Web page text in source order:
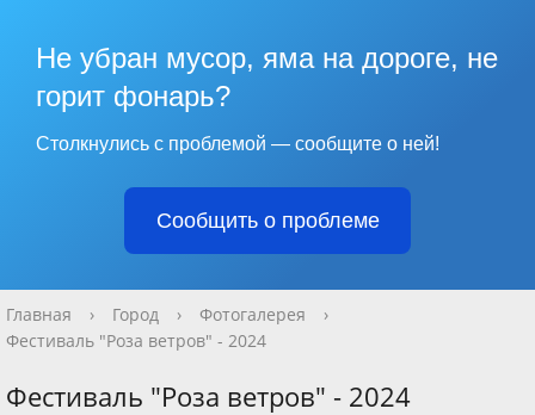
Не убран мусор, яма на дороге, не
горит фонарь?
Столкнулись с проблемой — сообщите о ней!
Сообщить о проблеме
Главная › Город › Фотогалерея
›
Фестиваль "Роза ветров" - 2024
Фестиваль "Роза ветров" - 2024